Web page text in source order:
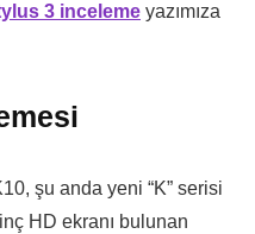
3 inceleme yazımıza
şu anda yeni “K” serisi
HD ekranı bulunan